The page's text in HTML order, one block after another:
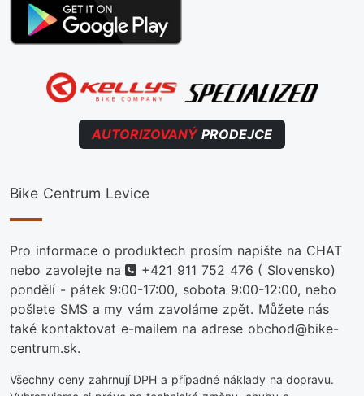
AUTORIZOVANÝPRODEJCE
Bike Centrum Levice
Pro informace o produktech prosím napište na CHAT
nebo zavolejte na
telefon
+421 911 752 476 ( Slovensko)
pondělí - pátek 9:00-17:00, sobota 9:00-12:00, nebo
pošlete SMS a my vám zavoláme zpět. Můžete nás
také kontaktovat e-mailem na adrese obchod@bike-
centrum.sk.
Všechny ceny zahrnují DPH a případné náklady na dopravu.